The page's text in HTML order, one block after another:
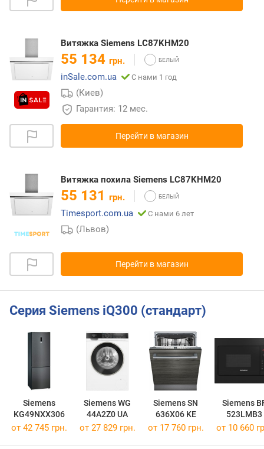
Витяжка Siemens LC87KHM20
55 134 грн.
inSale.com.ua
С нами 1 год
(Киев)
Гарантия: 12 мес.
Перейти в магазин
Витяжка похила Siemens LC87KHM20
55 131 грн.
Timesport.com.ua
С нами 6 лет
(Львов)
Перейти в магазин
Серия Siemens iQ300 (стандарт)
Siemens
KG49NXX306
Siemens WG
44A2Z0 UA
Siemens SN
636X06 KE
Siemens
523LMB3
от 42 745 грн. от 27 829 грн. от 17 760 грн. от 10 660